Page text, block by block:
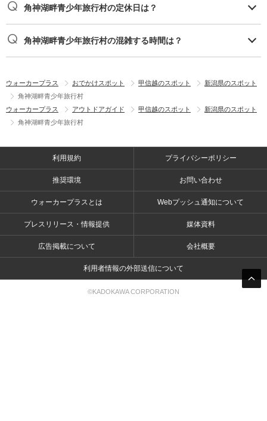
角神湖畔青少年旅行村の定休日は？
角神湖畔青少年旅行村の混雑する時間は？
ウォーカープラス おでかけスポット 甲信越のスポット
新潟県のスポット
角神湖畔青少年旅行村
ウォーカープラス
アウトドアガイド 甲信越のスポット
新潟県のスポット
角神湖畔青少年旅行村
利用規約 プライバシーポリシー
推奨環境 お問い合わせ
ウォーカープラスとは Webプッシュ通知について
プレスリリース・情報提供 媒体資料
広告掲載について 会社概要
利用者情報の外部送信について
©KADOKAWA CORPORATION